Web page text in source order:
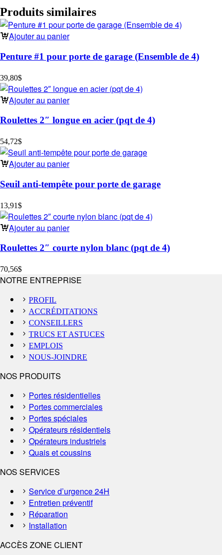
Produits similaires
Ajouter au panier
Penture #1 pour porte de garage (Ensemble de 4)
39,80$
Ajouter au panier
Roulettes 2″ longue en acier (pqt de 4)
54,72$
Ajouter au panier
Seuil anti-tempête pour porte de garage
13,91$
Ajouter au panier
Roulettes 2″ courte nylon blanc (pqt de 4)
70,56$
NOTRE ENTREPRISE
PROFIL
ACCRÉDITATIONS
CONSEILLERS
TRUCS ET ASTUCES
EMPLOIS
NOUS-JOINDRE
NOS PRODUITS
Portes résidentielles
Portes commerciales
Portes spéciales
Opérateurs résidentiels
Opérateurs industriels
Quais et coussins
NOS SERVICES
Service d’urgence 24H
Entretien préventif
Réparation
Installation
ACCÈS ZONE CLIENT